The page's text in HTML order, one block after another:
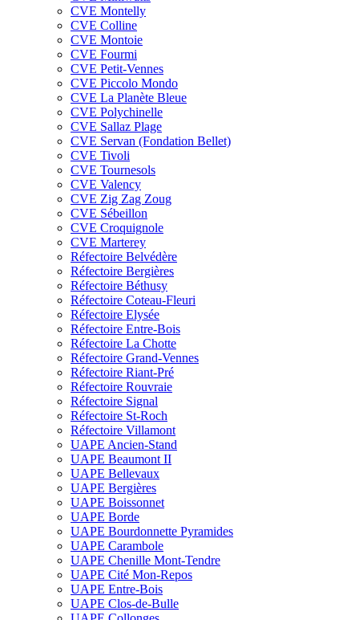
CVE Montelly
CVE Colline
CVE Montoie
CVE Fourmi
CVE Petit-Vennes
CVE Piccolo Mondo
CVE La Planète Bleue
CVE Polychinelle
CVE Sallaz Plage
CVE Servan (Fondation Bellet)
CVE Tivoli
CVE Tournesols
CVE Valency
CVE Zig Zag Zoug
CVE Sébeillon
CVE Croquignole
CVE Marterey
Réfectoire Belvédère
Réfectoire Bergières
Réfectoire Béthusy
Réfectoire Coteau-Fleuri
Réfectoire Elysée
Réfectoire Entre-Bois
Réfectoire La Chotte
Réfectoire Grand-Vennes
Réfectoire Riant-Pré
Réfectoire Rouvraie
Réfectoire Signal
Réfectoire St-Roch
Réfectoire Villamont
UAPE Ancien-Stand
UAPE Beaumont II
UAPE Bellevaux
UAPE Bergières
UAPE Boissonnet
UAPE Borde
UAPE Bourdonnette Pyramides
UAPE Carambole
UAPE Chenille Mont-Tendre
UAPE Cité Mon-Repos
UAPE Entre-Bois
UAPE Clos-de-Bulle